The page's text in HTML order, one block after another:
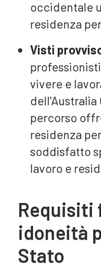
occidentale
residenza
Visti
vivere e
dell'Australia
percorso
residenza
soddisfatto
lavoro e
Requisiti
idoneità
Stato